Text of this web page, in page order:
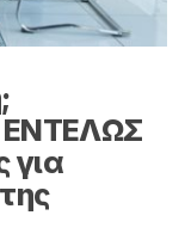
ΕΝΤΕΛΩΣ
για